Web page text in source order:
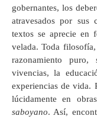
gobernantes, los
atravesados por sus
textos se aprecie en
velada. Toda
razonamiento
vivencias, la
experiencias de vida.
lúcidamente en
saboyano. Así,